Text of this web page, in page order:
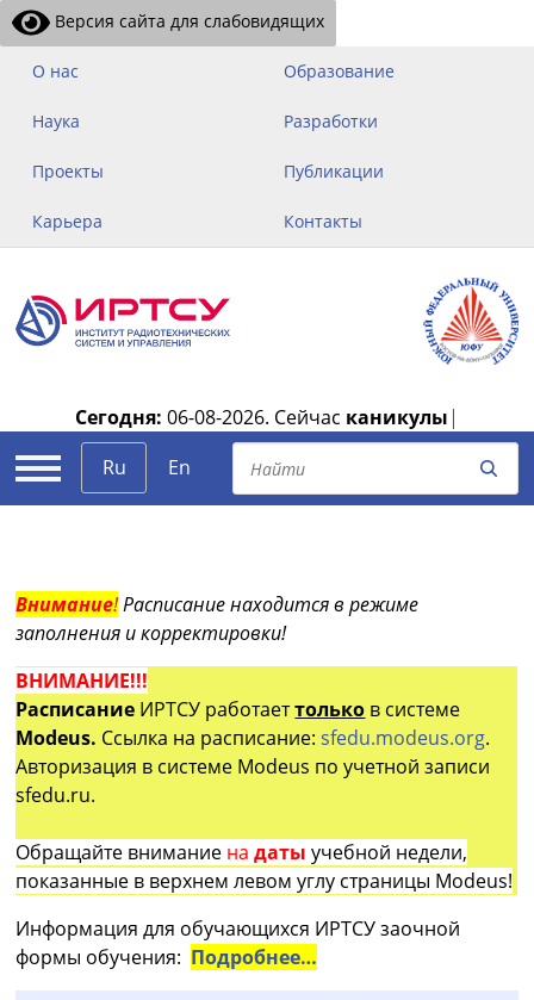
Версия сайта для слабовидящих
О нас Образование
Наука Разработки
Проекты Публикации
Карьера Контакты
Сегодня: 06-08-2026. Сейчас каникулы |
Ru
En
Внимание!Расписание находится в режиме
заполнения и корректировки!
ВНИМАНИЕ!!!
Расписание ИРТСУ работаеттолько в системе
Modeus. Ссылка на расписание:sfedu.modeus.org.
Авторизация в системе Modeus по учетной записи
sfedu.ru.
Обращайте внимание на датыучебной недели,
показанные в верхнем левом углу страницы Modeus!
Информация для обучающихся ИРТСУ заочной
формы обучения: Подробнее…